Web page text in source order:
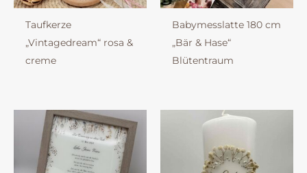
Taufkerze
„Vintagedream“ rosa &
creme
Babymesslatte 180 cm
„Bär & Hase“
Blütentraum